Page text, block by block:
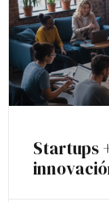
Startups